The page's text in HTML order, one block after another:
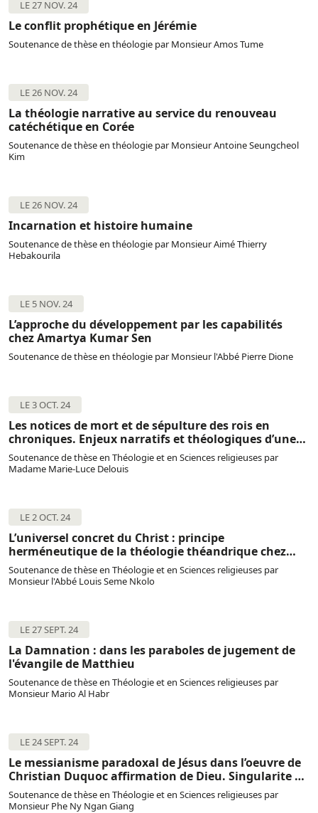
LE 27 NOV. 24
Le conflit prophétique en Jérémie
Soutenance de thèse en théologie par Monsieur Amos Tume
LE 26 NOV. 24
La théologie narrative au service du renouveau
catéchétique en Corée
Soutenance de thèse en théologie par Monsieur Antoine Seungcheol
Kim
LE 26 NOV. 24
Incarnation et histoire humaine
Soutenance de thèse en théologie par Monsieur Aimé Thierry
Hebakourila
LE 5 NOV. 24
L’approche du développement par les capabilités
chez Amartya Kumar Sen
Soutenance de thèse en théologie par Monsieur l'Abbé Pierre Dione
LE 3 OCT. 24
Les notices de mort et de sépulture des rois en
chroniques. Enjeux narratifs et théologiques d’une
réécriture
Soutenance de thèse en Théologie et en Sciences religieuses par
Madame Marie-Luce Delouis
LE 2 OCT. 24
L’universel concret du Christ : principe
herméneutique de la théologie théandrique chez
Claude Geffré
Soutenance de thèse en Théologie et en Sciences religieuses par
Monsieur l'Abbé Louis Seme Nkolo
LE 27 SEPT. 24
La Damnation : dans les paraboles de jugement de
l'évangile de Matthieu
Soutenance de thèse en Théologie et en Sciences religieuses par
Monsieur Mario Al Habr
LE 24 SEPT. 24
Le messianisme paradoxal de Jésus dans l’oeuvre de
Christian Duquoc affirmation de Dieu. Singularite de
Jesus.
Soutenance de thèse en Théologie et en Sciences religieuses par
Monsieur Phe Ny Ngan Giang